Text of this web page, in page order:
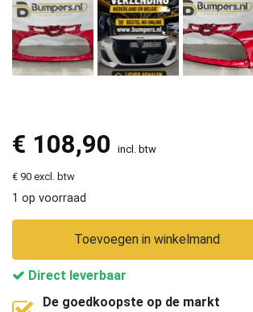
€ 108,90 incl. btw
€ 90 excl. btw
1 op voorraad
Toevoegen in winkelmand
Direct leverbaar
De goedkoopste op de markt